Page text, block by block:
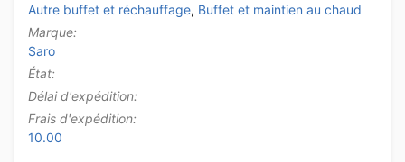
Autre buffet et réchauffage, Buffet et maintien au chaud
Marque:
Saro
État:
Délai d'expédition:
Frais d'expédition:
10.00